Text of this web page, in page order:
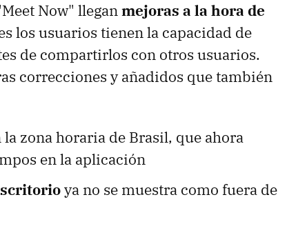
Now" lleganmejoras a la hora de
los usuarios tienen la capacidad de
de compartirlos con otros usuarios.
correcciones y añadidos que también
zona horaria de Brasil, que ahora
en la aplicación
ya no se muestra como fuera de